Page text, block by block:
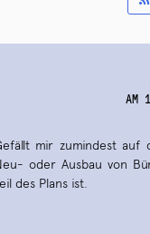
AM
mir zumindest auf
oder Ausbau von
des Plans ist.